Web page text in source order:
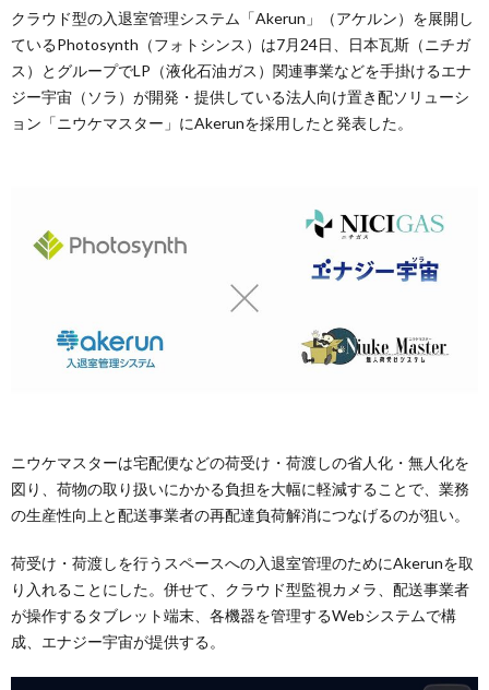
クラウド型の入退室管理システム「Akerun」（アケルン）を展開し
ているPhotosynth（フォトシンス）は7月24日、日本瓦斯（ニチガ
ス）とグループでLP（液化石油ガス）関連事業などを手掛けるエナ
ジー宇宙（ソラ）が開発・提供している法人向け置き配ソリューシ
ョン「ニウケマスター」にAkerunを採用したと発表した。
ニウケマスターは宅配便などの荷受け・荷渡しの省人化・無人化を
図り、荷物の取り扱いにかかる負担を大幅に軽減することで、業務
の生産性向上と配送事業者の再配達負荷解消につなげるのが狙い。
荷受け・荷渡しを行うスペースへの入退室管理のためにAkerunを取
り入れることにした。併せて、クラウド型監視カメラ、配送事業者
が操作するタブレット端末、各機器を管理するWebシステムで構
成、エナジー宇宙が提供する。